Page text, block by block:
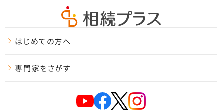
はじめての方へ
専門家をさがす